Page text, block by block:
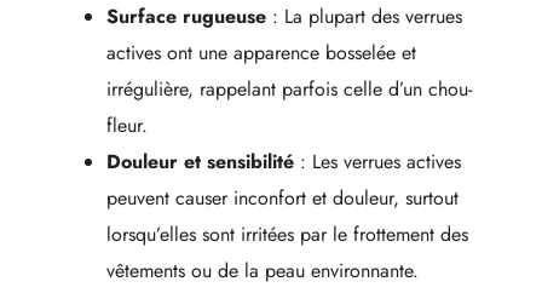
Surface rugueuse : La plupart des verrues
actives ont une apparence bosselée et
irrégulière, rappelant parfois celle d’un chou-
fleur.
Douleur et sensibilité : Les verrues actives
peuvent causer inconfort et douleur, surtout
lorsqu’elles sont irritées par le frottement des
vêtements ou de la peau environnante.